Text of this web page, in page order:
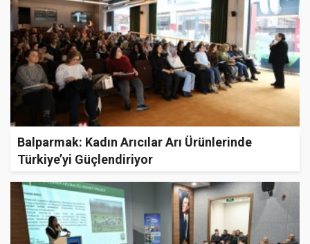
Balparmak: Kadın Arıcılar Arı Ürünlerinde
Türkiye’yi Güçlendiriyor